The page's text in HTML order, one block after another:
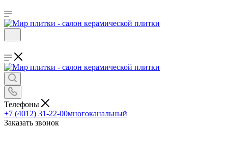
Телефоны
+7 (4012) 31-22-00многоканальный
Заказать звонок